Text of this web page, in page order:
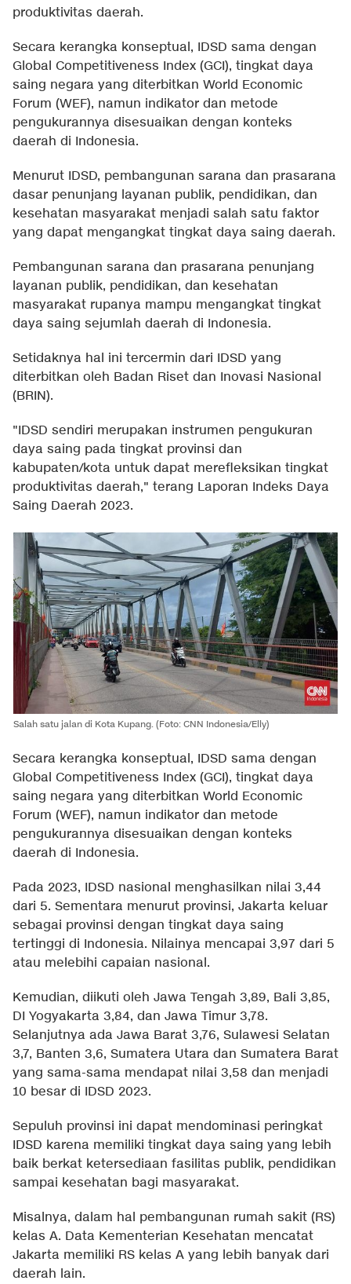
produktivitas daerah.
Secara kerangka konseptual, IDSD sama dengan
Global Competitiveness Index (GCI), tingkat daya
saing negara yang diterbitkan World Economic
Forum (WEF), namun indikator dan metode
pengukurannya disesuaikan dengan konteks
daerah di Indonesia.
Menurut IDSD, pembangunan sarana dan prasarana
dasar penunjang layanan publik, pendidikan, dan
kesehatan masyarakat menjadi salah satu faktor
yang dapat mengangkat tingkat daya saing daerah.
Pembangunan sarana dan prasarana penunjang
layanan publik, pendidikan, dan kesehatan
masyarakat rupanya mampu mengangkat tingkat
daya saing sejumlah daerah di Indonesia.
Setidaknya hal ini tercermin dari IDSD yang
diterbitkan oleh Badan Riset dan Inovasi Nasional
(BRIN).
"IDSD sendiri merupakan instrumen pengukuran
daya saing pada tingkat provinsi dan
kabupaten/kota untuk dapat merefleksikan tingkat
produktivitas daerah," terang Laporan Indeks Daya
Saing Daerah 2023.
Salah satu jalan di Kota Kupang. (Foto: CNN Indonesia/Elly)
Secara kerangka konseptual, IDSD sama dengan
Global Competitiveness Index (GCI), tingkat daya
saing negara yang diterbitkan World Economic
Forum (WEF), namun indikator dan metode
pengukurannya disesuaikan dengan konteks
daerah di Indonesia.
Pada 2023, IDSD nasional menghasilkan nilai 3,44
dari 5. Sementara menurut provinsi, Jakarta keluar
sebagai provinsi dengan tingkat daya saing
tertinggi di Indonesia. Nilainya mencapai 3,97 dari 5
atau melebihi capaian nasional.
Kemudian, diikuti oleh Jawa Tengah 3,89, Bali 3,85,
DI Yogyakarta 3,84, dan Jawa Timur 3,78.
Selanjutnya ada Jawa Barat 3,76, Sulawesi Selatan
3,7, Banten 3,6, Sumatera Utara dan Sumatera Barat
yang sama-sama mendapat nilai 3,58 dan menjadi
10 besar di IDSD 2023.
Sepuluh provinsi ini dapat mendominasi peringkat
IDSD karena memiliki tingkat daya saing yang lebih
baik berkat ketersediaan fasilitas publik, pendidikan
sampai kesehatan bagi masyarakat.
Misalnya, dalam hal pembangunan rumah sakit (RS)
kelas A. Data Kementerian Kesehatan mencatat
Jakarta memiliki RS kelas A yang lebih banyak dari
daerah lain.